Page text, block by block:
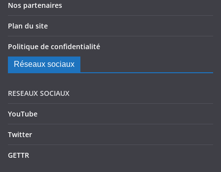
Nos partenaires
Plan du site
Politique de confidentialité
Réseaux sociaux
RESEAUX SOCIAUX
YouTube
Twitter
GETTR